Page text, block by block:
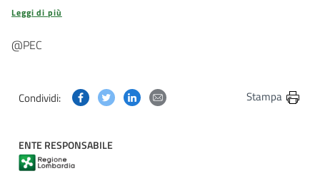
Leggi di più
@PEC
Condividi: Condividi questa pagina su Facebook
Condividi questa pagina su Twitter
Condividi questa pagina su Linkedin
Condividi questa pagina via
Stampa
ENTE RESPONSABILE